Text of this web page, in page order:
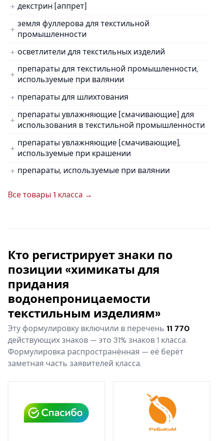
декстрин [аппрет]
земля фуллерова для текстильной
промышленности
осветлители для текстильных изделий
препараты для текстильной промышленности,
используемые при валянии
препараты для шлихтования
препараты увлажняющие [смачивающие] для
использования в текстильной промышленности
препараты увлажняющие [смачивающие],
используемые при крашении
препараты, используемые при валянии
Все товары 1 класса →
Кто регистрирует знаки по
позиции «химикаты для
придания
водонепроницаемости
текстильным изделиям»
Эту формулировку включили в перечень 11 770
действующих знаков — это 31% знаков 1 класса.
Формулировка распространённая — её берёт
заметная часть заявителей класса.